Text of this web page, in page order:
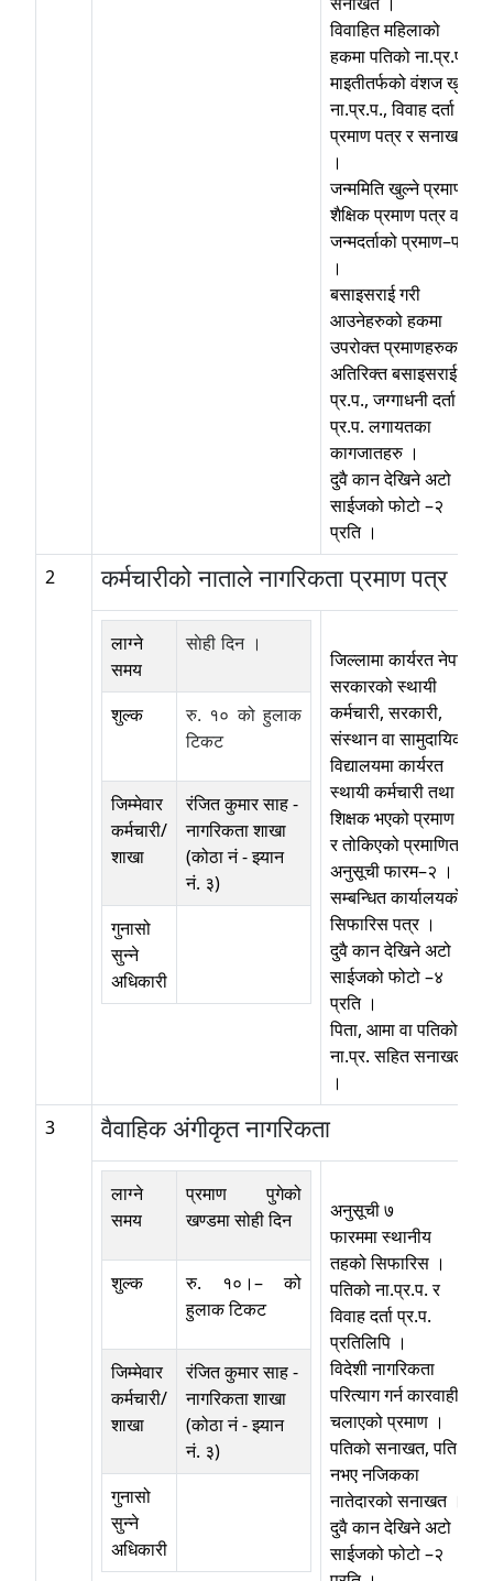
विवाहित महिलाको
हकमा पतिको ना.प्र.प.,
माइतीतर्फको वंशज खुल्ने
ना.प्र.प., विवाह दर्ता
प्रमाण पत्र र सनाखत
।
जन्ममिति खुल्ने प्रमाण,
शैक्षिक प्रमाण पत्र वा
जन्मदर्ताको प्रमाण–पत्र
।
बसाइसराई गरी
आउनेहरुको हकमा
उपरोक्त प्रमाणहरुका
अतिरिक्त बसाइसराई
प्र.प., जग्गाधनी दर्ता
प्र.प. लगायतका
कागजातहरु ।
दुवै कान देखिने अटो
साईजको फोटो –२
प्रति ।
2
कर्मचारीको नाताले नागरिकता प्रमाण पत्र
लाग्ने
समय
साेही दिन ।
शुल्क
रु‍. १० को हुलाक
टिकट
जिम्मेवार
कर्मचारी/
शाखा
रंजित कुमार साह-
नागरिकता शाखा
(कोठा नं - झ्यान
नं. ३)
गुनासो
सुन्ने
अधिकारी
जिल्लामा कार्यरत नेपाल
सरकारको स्थायी
कर्मचारी, सरकारी,
संस्थान वा सामुदायिक
विद्यालयमा कार्यरत
स्थायी कर्मचारी तथा
शिक्षक भएको प्रमाण ।
र तोकिएको प्रमाणित
अनुसूची फारम–२ ।
सम्बन्धित कार्यालयको
सिफारिस पत्र ।
दुवै कान देखिने अटो
साईजको फोटो –४
प्रति ।
पिता, आमा वा पतिको
ना.प्र. सहित सनाखत
।
3
वैवाहिक अंगीकृत नागरिकता
लाग्ने
समय
प्रमाण पुगेको
खण्डमा सोही दिन
शुल्क
रु. १०।– को
हुलाक टिकट
जिम्मेवार
कर्मचारी/
शाखा
रंजित कुमार साह-
नागरिकता शाखा
(कोठा नं - झ्यान
नं. ३)
गुनासो
सुन्ने
अधिकारी
अनुसूची ७
फारममा स्थानीय
तहको सिफारिस ।
पतिको ना.प्र.प. र
विवाह दर्ता प्र.प.
प्रतिलिपि ।
विदेशी नागरिकता
परित्याग गर्न कारवाही
चलाएको प्रमाण ।
पतिको सनाखत, पति
नभए नजिकका
नातेदारको सनाखत ।
दुवै कान देखिने अटो
साईजको फोटो –२